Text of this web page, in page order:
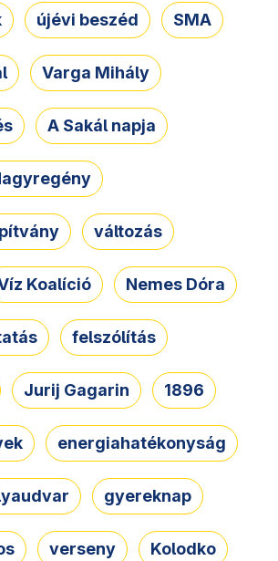
újévi beszéd SMA
Varga Mihály
A Sakál napja
változás
Koalíció Nemes Dóra
felszólítás
Jurij Gagarin 1896
energiahatékonyság
gyereknap
verseny Kolodko